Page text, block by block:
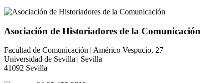
Asociación de Historiadores de la Comunicación
Facultad de Comunicación | Américo Vespucio, 27
Universidad de Sevilla | Sevilla
41092 Sevilla